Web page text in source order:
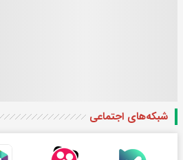
شبکه‌های اجتماعی